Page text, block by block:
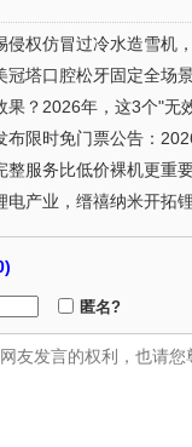
侵权仿冒过冷水造雪机
冠塔口腔松牙固定全场
果？2026年，这3个"无
整服务比低价裸机更重
电产业，缙禧纳米开拓
匿名?